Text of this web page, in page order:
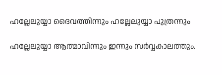
ഹല്ലേലുയ്യാ ദൈവത്തിന്നും ഹല്ലേലുയ്യാ പുത്രന്നും
ഹല്ലേലുയ്യാ ആത്മാവിന്നും ഇന്നും സർവ്വകാലത്തും.